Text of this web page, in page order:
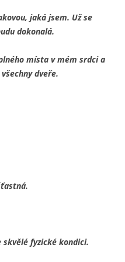
jaká jsem. Už se
dokonalá.
místa v mém srdci a
dveře.
skvělé fyzické kondici.